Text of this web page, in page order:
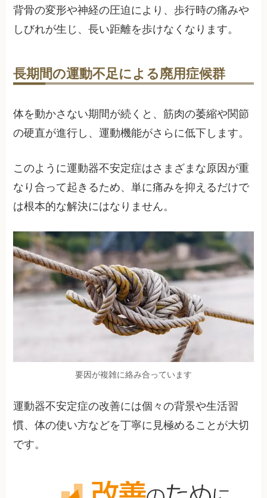
背骨の変形や神経の圧迫により、歩行時の痛みや
しびれが生じ、長い距離を歩けなくなります。
長期間の運動不足による廃用症候群
体を動かさない期間が続くと、筋肉の萎縮や関節
の硬直が進行し、運動機能がさらに低下します。
このように運動器不安定症はさまざまな原因が重
なり合って起きるため、単に痛みを抑えるだけで
は根本的な解決にはなりません。
要因が複雑に絡み合っています
運動器不安定症の改善には個々の背景や生活習
慣、体の使い方などを丁寧に見極めることが大切
です。